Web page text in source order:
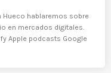
Hueco hablaremos sobre
en mercados digitales.
Apple podcasts Google